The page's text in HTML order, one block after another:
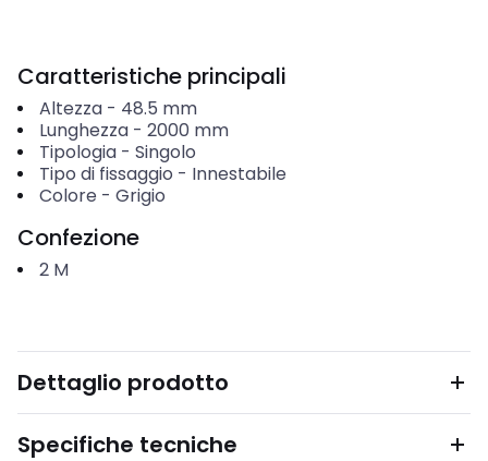
Caratteristiche principali
Altezza- 48.5 mm
Lunghezza- 2000 mm
Tipologia- Singolo
Tipo di fissaggio - Innestabile
Colore - Grigio
Confezione
2 M
Dettaglio prodotto
Specifiche tecniche